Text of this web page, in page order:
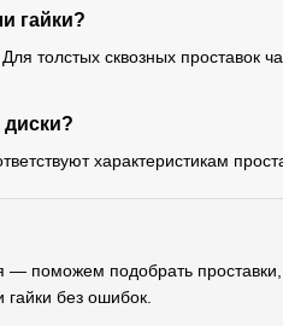
гайки?
толстых сквозных проставок
характеристикам
— поможем подобрать проставки,
без ошибок.